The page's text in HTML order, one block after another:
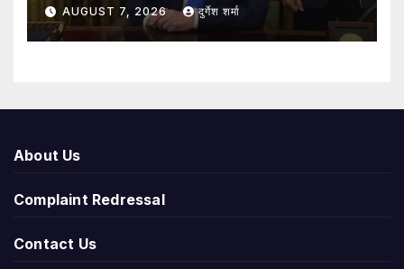
AUGUST 7, 2026 दुर्गेश शर्मा
About Us
Complaint Redressal
Contact Us